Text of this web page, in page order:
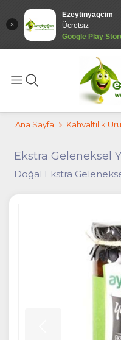
Ezeytinyagcim
Ücretsiz
Google Play
Ana Sayfa Kahvaltılık
Ekstra Geleneksel
Doğal Ekstra